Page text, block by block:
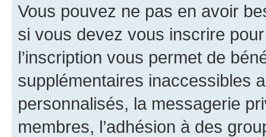
Vous pouvez ne pas en avoir
si vous devez vous inscrire
l’inscription vous permet de
supplémentaires inaccessibles
personnalisés, la messagerie
membres, l’adhésion à des